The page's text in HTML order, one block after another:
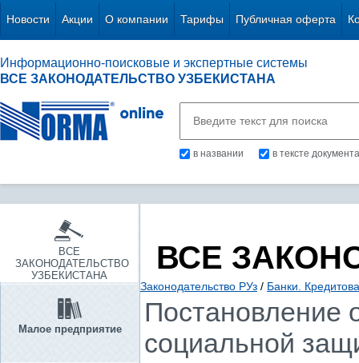
Новости Акции О компании Тарифы Публичная оферта
Информационно-поисковые и экспертные системы
ВСЕ ЗАКОНОДАТЕЛЬСТВО УЗБЕКИСТАНА
в названии в тексте документа
ВСЕ
ЗАКОНОДАТЕЛЬСТВО
УЗБЕКИСТАНА
Малое предприятие
ВСЕ
Законодательство РУз / Банки.
Постановление
социальной